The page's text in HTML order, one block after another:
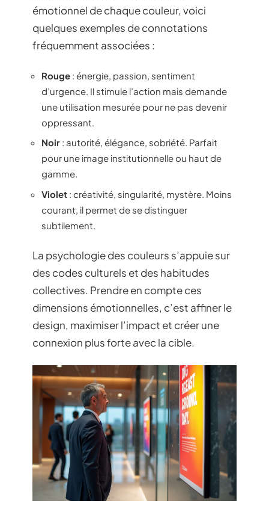
émotionnel de chaque couleur, voici
quelques exemples de connotations
fréquemment associées :
Rouge : énergie, passion, sentiment
d’urgence. Il stimule l’action mais demande
une utilisation mesurée pour ne pas devenir
oppressant.
Noir : autorité, élégance, sobriété. Parfait
pour une image institutionnelle ou haut de
gamme.
Violet : créativité, singularité, mystère. Moins
courant, il permet de se distinguer
subtilement.
La psychologie des couleurs s’appuie sur
des codes culturels et des habitudes
collectives. Prendre en compte ces
dimensions émotionnelles, c’est affiner le
design, maximiser l’impact et créer une
connexion plus forte avec la cible.